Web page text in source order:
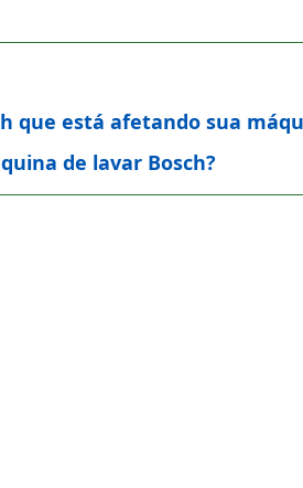
que está afetando sua
de lavar Bosch?